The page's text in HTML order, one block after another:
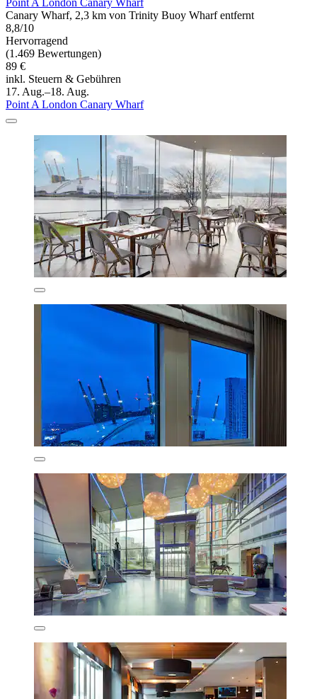
Canary Wharf, 2,3 km von Trinity Buoy Wharf entfernt
8,8/10
Hervorragend
(1.469 Bewertungen)
89 €
inkl. Steuern & Gebühren
17. Aug.–18. Aug.
Point A London Canary Wharf